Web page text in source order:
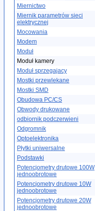
Miernictwo
Miernik parametrów sieci
elektrycznej
Mocowania
Modem
Moduł
Moduł kamery
Moduł sprzegajacy
Mostki przewlekane
Mostki SMD
Obudowa PC/CS
Obwody drukowane
odbiornik podczerwieni
Odgromnik
Optoelektronika
Płytki uniwersalne
Podstawki
Potencjometry drutowe 100W
jednoobrotowe
Potencjometry drutowe 10W
jednoobrotowe
Potencjometry drutowe 20W
jednoobrotowe